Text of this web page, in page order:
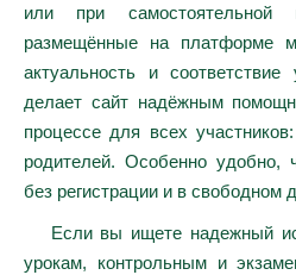
или при самостоятельной
размещённые на платформе
актуальность и
делает сайт надёжным
процессе для всех
родителей. Особенно удобно,
без регистрации и в свободном
Если вы ищете надежный
урокам, контрольным и